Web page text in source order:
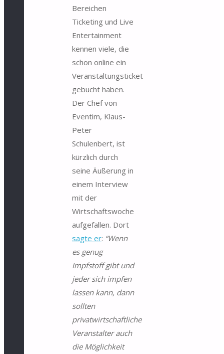
Bereichen
Ticketing und Live
Entertainment
kennen viele, die
schon online ein
Veranstaltungsticket
gebucht haben.
Der Chef von
Eventim, Klaus-
Peter
Schulenbert, ist
kürzlich durch
seine Äußerung in
einem Interview
mit der
Wirtschaftswoche
aufgefallen. Dort
sagte er: “Wenn
es genug
Impfstoff gibt und
jeder sich impfen
lassen kann, dann
sollten
privatwirtschaftliche
Veranstalter auch
die Möglichkeit